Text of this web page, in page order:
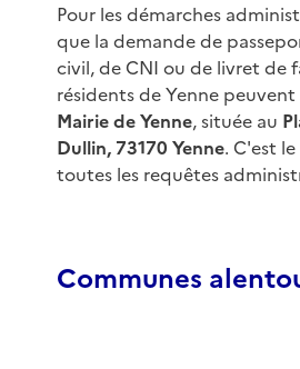
Pour les démarches
que la demande de
civil, de CNI ou de livret de
résidents de Yenne peuvent
Mairie de Yenne, située au
Dullin, 73170 Yenne. C'est
toutes les requêtes
Communes